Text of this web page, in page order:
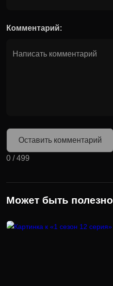
Комментарий:
Оставить комментарий
0 /499
Может быть полезно